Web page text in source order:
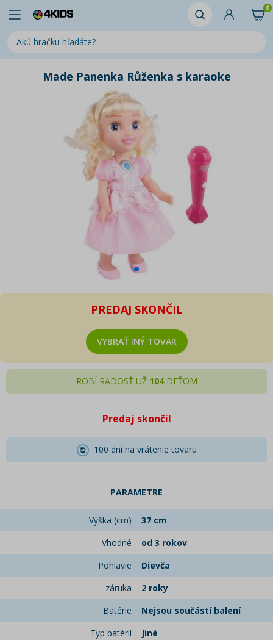
0
Made Panenka Růženka s karaoke
PREDAJ SKONČIL
VYBRAŤ INÝ TOVAR
ROBÍ RADOSŤ UŽ 104DEŤOM
Predaj skončil
100 dní na vrátenie tovaru
PARAMETRE
Výška (cm)
37 cm
Vhodné
od 3 rokov
Pohlavie
Dievča
záruka
2 roky
Batérie
Nejsou součástí balení
Typ batérií
Jiné